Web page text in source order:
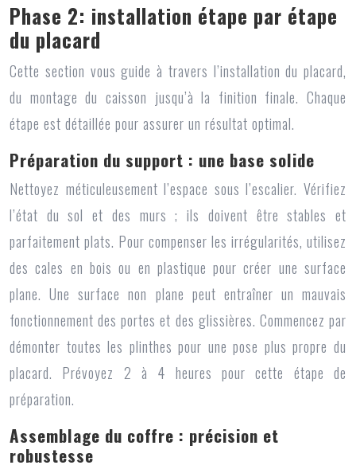
Phase 2: installation étape par étape
du placard
Cette section vous guide à travers l’installation du placard,
du montage du caisson jusqu’à la finition finale. Chaque
étape est détaillée pour assurer un résultat optimal.
Préparation du support : une base solide
Nettoyez méticuleusement l’espace sous l’escalier. Vérifiez
l’état du sol et des murs ; ils doivent être stables et
parfaitement plats. Pour compenser les irrégularités, utilisez
des cales en bois ou en plastique pour créer une surface
plane. Une surface non plane peut entraîner un mauvais
fonctionnement des portes et des glissières. Commencez par
démonter toutes les plinthes pour une pose plus propre du
placard. Prévoyez 2 à 4 heures pour cette étape de
préparation.
Assemblage du coffre : précision et
robustesse